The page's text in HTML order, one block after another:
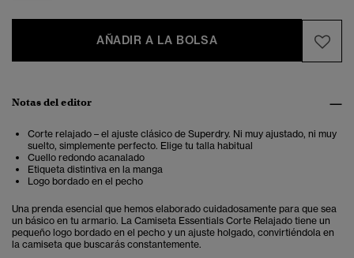
AÑADIR A LA BOLSA
Notas del editor
Corte relajado – el ajuste clásico de Superdry. Ni muy ajustado, ni muy
suelto, simplemente perfecto. Elige tu talla habitual
Cuello redondo acanalado
Etiqueta distintiva en la manga
Logo bordado en el pecho
Una prenda esencial que hemos elaborado cuidadosamente para que sea
un básico en tu armario. La Camiseta Essentials Corte Relajado tiene un
pequeño logo bordado en el pecho y un ajuste holgado, convirtiéndola en
la camiseta que buscarás constantemente.